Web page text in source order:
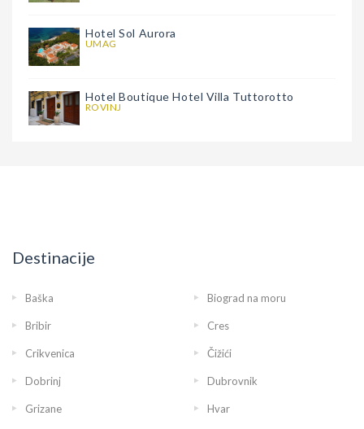
Hotel Sol Aurora
UMAG
Hotel Boutique Hotel Villa Tuttorotto
ROVINJ
Destinacije
Baška Biograd na moru
Bribir Cres
Crikvenica Čižići
Dobrinj Dubrovnik
Grizane Hvar